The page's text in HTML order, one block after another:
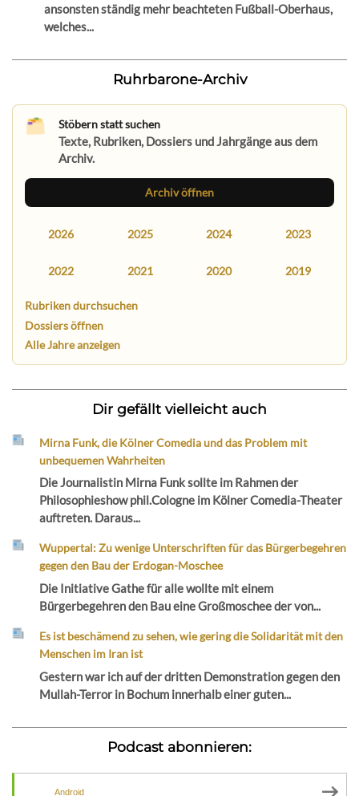
ansonsten ständig mehr beachteten Fußball-Oberhaus,
welches...
Ruhrbarone-Archiv
Stöbern statt suchen
Texte, Rubriken, Dossiers und Jahrgänge aus dem
Archiv.
Archiv öffnen
2026 2025 2024 2023
2022 2021 2020 2019
Rubriken durchsuchen
Dossiers öffnen
Alle Jahre anzeigen
Dir gefällt vielleicht auch
Mirna Funk, die Kölner Comedia und das Problem mit
unbequemen Wahrheiten
Die Journalistin Mirna Funk sollte im Rahmen der
Philosophieshow phil.Cologne im Kölner Comedia-Theater
auftreten. Daraus...
Wuppertal: Zu wenige Unterschriften für das Bürgerbegehren
gegen den Bau der Erdogan-Moschee
Die Initiative Gathe für alle wollte mit einem
Bürgerbegehren den Bau eine Großmoschee der von...
Es ist beschämend zu sehen, wie gering die Solidarität mit den
Menschen im Iran ist
Gestern war ich auf der dritten Demonstration gegen den
Mullah-Terror in Bochum innerhalb einer guten...
Podcast abonnieren:
Android